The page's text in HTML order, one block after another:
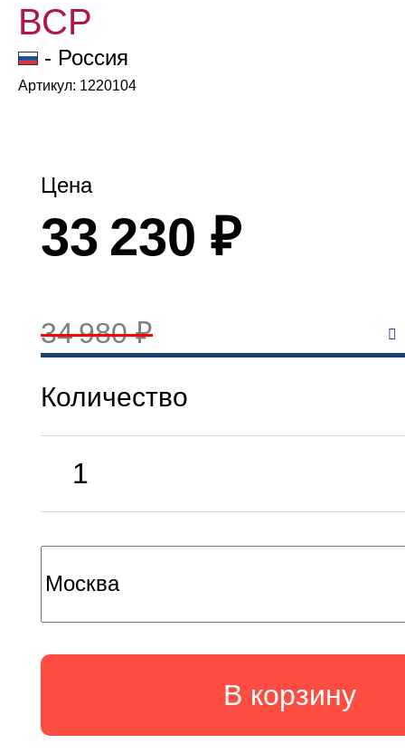
ВСР
- Россия
Артикул: 1220104
Цена
33 230 ₽
34 980 ₽
Количество
В корзину